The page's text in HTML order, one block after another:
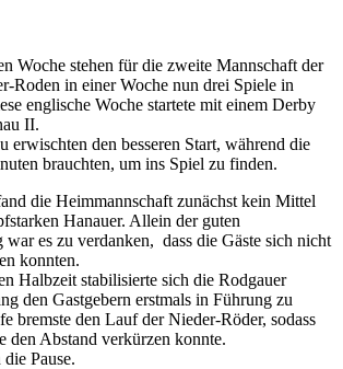
Woche stehen für die zweite Mannschaft der
Roden in einer Woche nun drei Spiele in
englische Woche startete mit einem Derby
II.
erwischten den besseren Start, während die
brauchten, um ins Spiel zu finden.
die Heimmannschaft zunächst kein Mittel
Hanauer. Allein der guten
war es zu verdanken, dass die Gäste sich nicht
konnten.
Halbzeit stabilisierte sich die Rodgauer
den Gastgebern erstmals in Führung zu
bremste den Lauf der Nieder-Röder, sodass
den Abstand verkürzen konnte.
Pause.